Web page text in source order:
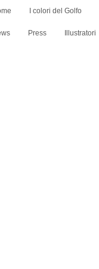
I colori del Golfo
Press Illustratori